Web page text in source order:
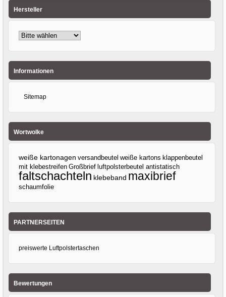
Hersteller
Informationen
Sitemap
Wortwolke
weiße kartonagen versandbeutel weiße kartons klappenbeutel
mit klebestreifen Großbrief luftpolsterbeutel antistatisch
faltschachteln klebeband maxibrief
schaumfolie
PARTNERSEITEN
preiswerte Luftpolstertaschen
Bewertungen